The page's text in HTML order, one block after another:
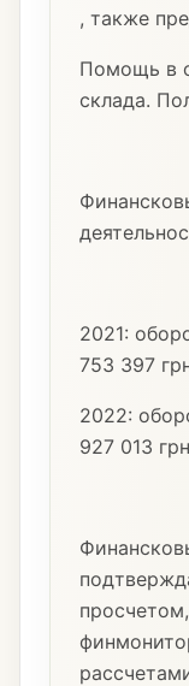
, также
Помощь в
склада.
2021:
753 397
2022:
927 013 грн